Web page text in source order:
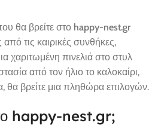
θα βρείτε στο happy-nest.gr
τις καιρικές συνθήκες,
χαριτωμένη πινελιά στο στυλ
από τον ήλιο το καλοκαίρι,
θα βρείτε μια πληθώρα επιλογών.
το happy-nest.gr;